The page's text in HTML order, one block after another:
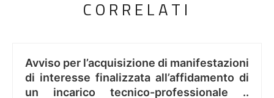
CORRELATI
Avviso per l’acquisizione di manifestazioni
di interesse finalizzata all’affidamento di
un incarico tecnico-professionale ..